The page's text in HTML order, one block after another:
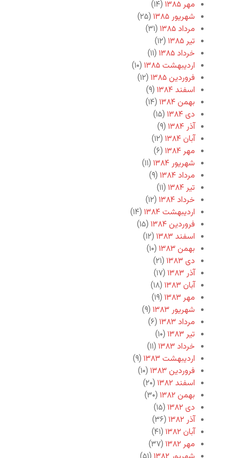
مهر ۱۳۸۵
(۱۴)
شهریور ۱۳۸۵
(۲۵)
مرداد ۱۳۸۵
(۳۱)
تیر ۱۳۸۵
(۱۲)
خرداد ۱۳۸۵
(۱۱)
اردیبهشت ۱۳۸۵
(۱۰)
فروردین ۱۳۸۵
(۱۲)
اسفند ۱۳۸۴
(۹)
بهمن ۱۳۸۴
(۱۴)
دی ۱۳۸۴
(۱۵)
آذر ۱۳۸۴
(۹)
آبان ۱۳۸۴
(۱۲)
مهر ۱۳۸۴
(۶)
شهریور ۱۳۸۴
(۱۱)
مرداد ۱۳۸۴
(۹)
تیر ۱۳۸۴
(۱۱)
خرداد ۱۳۸۴
(۱۲)
اردیبهشت ۱۳۸۴
(۱۴)
فروردین ۱۳۸۴
(۱۵)
اسفند ۱۳۸۳
(۱۲)
بهمن ۱۳۸۳
(۱۰)
دی ۱۳۸۳
(۲۱)
آذر ۱۳۸۳
(۱۷)
آبان ۱۳۸۳
(۱۸)
مهر ۱۳۸۳
(۱۹)
شهریور ۱۳۸۳
(۹)
مرداد ۱۳۸۳
(۶)
تیر ۱۳۸۳
(۱۰)
خرداد ۱۳۸۳
(۱۱)
اردیبهشت ۱۳۸۳
(۹)
فروردین ۱۳۸۳
(۱۰)
اسفند ۱۳۸۲
(۲۰)
بهمن ۱۳۸۲
(۳۰)
دی ۱۳۸۲
(۱۵)
آذر ۱۳۸۲
(۳۶)
آبان ۱۳۸۲
(۴۱)
مهر ۱۳۸۲
(۳۷)